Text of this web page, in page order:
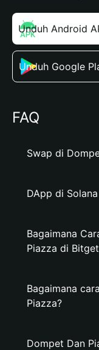
Unduh Android
Unduh Google
FAQ
Swap di
DApp di Solana
Bagaimana
Piazza di
Bagaimana
Piazza?
Dompet Dan